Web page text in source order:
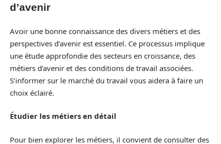
d’avenir
Avoir une bonne connaissance des divers métiers et des
perspectives d’avenir est essentiel. Ce processus implique
une étude approfondie des secteurs en croissance, des
métiers d’avenir et des conditions de travail associées.
S’informer sur le marché du travail vous aidera à faire un
choix éclairé.
Étudier les métiers en détail
Pour bien explorer les métiers, il convient de consulter des